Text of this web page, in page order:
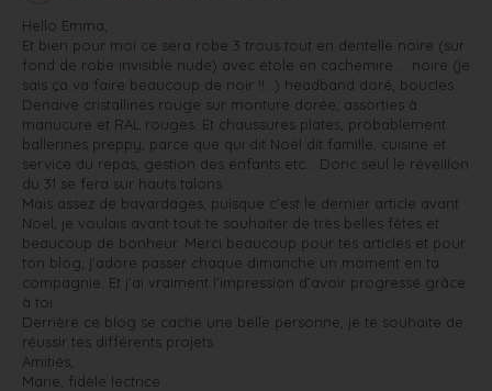
Hello Emma,
Et bien pour moi ce sera robe 3 trous tout en dentelle noire (sur
fond de robe invisible nude) avec étole en cachemire … noire (je
sais ça va faire beaucoup de noir !!…) headband doré, boucles
Denaive cristallines rouge sur monture dorée, assorties à
manucure et RAL rouges. Et chaussures plates, probablement
ballerines preppy, parce que qui dit Noël dit famille, cuisine et
service du repas, gestion des enfants etc… Donc seul le réveillon
du 31 se fera sur hauts talons.
Mais assez de bavardages, puisque c’est le dernier article avant
Noel, je voulais avant tout te souhaiter de très belles fêtes et
beaucoup de bonheur. Merci beaucoup pour tes articles et pour
ton blog; j’adore passer chaque dimanche un moment en ta
compagnie. Et j’ai vraiment l’impression d’avoir progressé grâce
à toi.
Derrière ce blog se cache une belle personne, je te souhaite de
réussir tes différents projets.
Amitiés,
Marie, fidèle lectrice